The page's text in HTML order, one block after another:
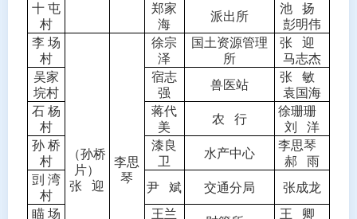
十 屯
村
郑家
海
派出所
池
扬
彭明伟
李 场
村
（孙桥
片）
张
迎
李思
琴
徐宗
泽
国土资源管理
所
张
迎
马志杰
吴家
垸村
宿志
强
兽医站
张
敏
袁国海
石 杨
村
蒋代
美
农 行
徐珊珊
刘
洋
孙 桥
村
漆良
卫
水产中心
李思琴
郝
雨
剅 湾
村
尹 斌 交通分局
张成龙
瞄 场 王兰 王 卿